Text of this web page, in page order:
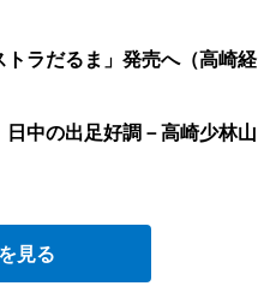
ラだるま」発売へ（高崎経
中の出足好調－高崎少林山
見る